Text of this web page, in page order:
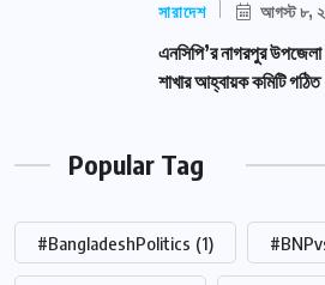
সারাদেশ আগস্ট ৮,
এনসিপি’র নাগরপুর উপজেলা
শাখার আহ্বায়ক কমিটি গঠিত
Popular Tag
#BangladeshPolitics (1)